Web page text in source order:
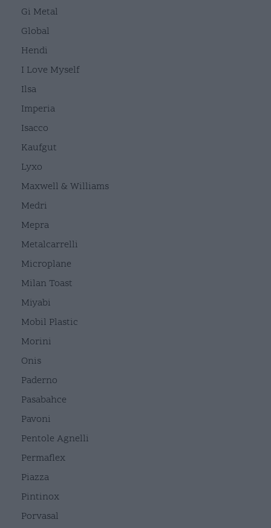
Gi Metal
Global
Hendi
I Love Myself
Ilsa
Imperia
Isacco
Kaufgut
Lyxo
Maxwell & Williams
Medri
Mepra
Metalcarrelli
Microplane
Milan Toast
Miyabi
Mobil Plastic
Morini
Onis
Paderno
Pasabahce
Pavoni
Pentole Agnelli
Permaflex
Piazza
Pintinox
Porvasal